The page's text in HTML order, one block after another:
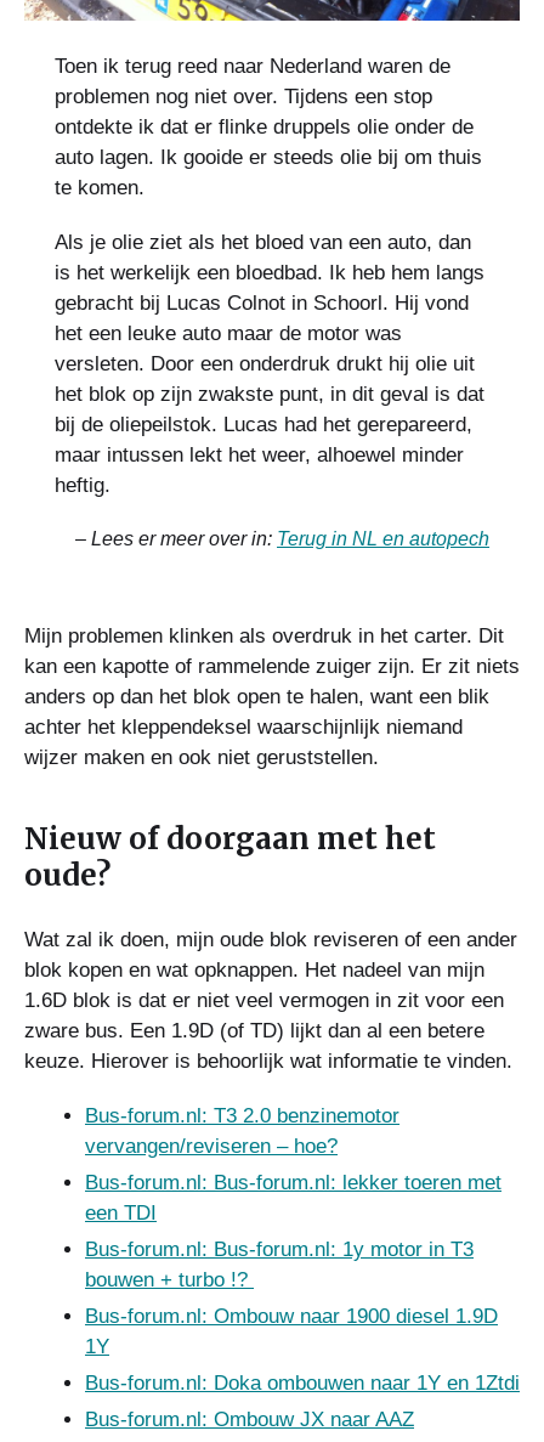
Toen ik terug reed naar Nederland waren de
problemen nog niet over. Tijdens een stop
ontdekte ik dat er flinke druppels olie onder de
auto lagen. Ik gooide er steeds olie bij om thuis
te komen.
Als je olie ziet als het bloed van een auto, dan
is het werkelijk een bloedbad. Ik heb hem langs
gebracht bij Lucas Colnot in Schoorl. Hij vond
het een leuke auto maar de motor was
versleten. Door een onderdruk drukt hij olie uit
het blok op zijn zwakste punt, in dit geval is dat
bij de oliepeilstok. Lucas had het gerepareerd,
maar intussen lekt het weer, alhoewel minder
heftig.
– Lees er meer over in: Terug in NL en autopech
Mijn problemen klinken als overdruk in het carter. Dit
kan een kapotte of rammelende zuiger zijn. Er zit niets
anders op dan het blok open te halen, want een blik
achter het kleppendeksel waarschijnlijk niemand
wijzer maken en ook niet geruststellen.
Nieuw of doorgaan met het
oude?
Wat zal ik doen, mijn oude blok reviseren of een ander
blok kopen en wat opknappen. Het nadeel van mijn
1.6D blok is dat er niet veel vermogen in zit voor een
zware bus. Een 1.9D (of TD) lijkt dan al een betere
keuze. Hierover is behoorlijk wat informatie te vinden.
Bus-forum.nl: T3 2.0 benzinemotor
vervangen/reviseren – hoe?
Bus-forum.nl: Bus-forum.nl: lekker toeren met
een TDI
Bus-forum.nl: Bus-forum.nl: 1y motor in T3
bouwen + turbo !?
Bus-forum.nl: Ombouw naar 1900 diesel 1.9D
1Y
Bus-forum.nl: Doka ombouwen naar 1Y en 1Ztdi
Bus-forum.nl: Ombouw JX naar AAZ